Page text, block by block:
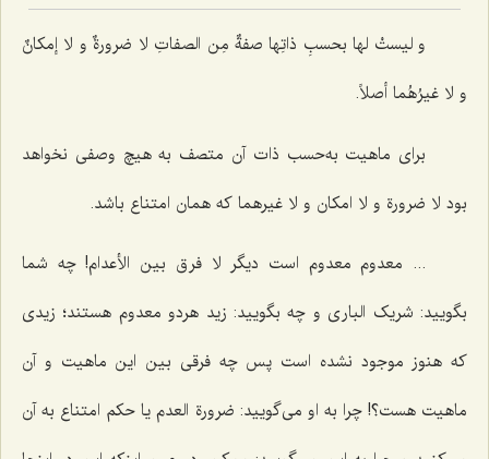
و لیستْ لها بحسبِ ذاتِها صفةٌ مِن الصفاتِ لا ضرورةٌ و لا إمکانٌ
و لا غیرُهُما أصلاً.
برای ماهیت به‌حسب ذات آن متصف به هیچ وصفی نخواهد
بود لا ضرورة و لا امکان و لا غیرهما که همان امتناع باشد.
... معدوم معدوم است دیگر لا فرق بین الأعدام! چه شما
بگویید: شریک الباری و چه بگویید: زید هردو معدوم هستند؛ زیدی
که هنوز موجود نشده است پس چه فرقی بین این ماهیت و آن
ماهیت هست؟! چرا به او می‌گویید: ضرورة العدم یا حکم امتناع به آن